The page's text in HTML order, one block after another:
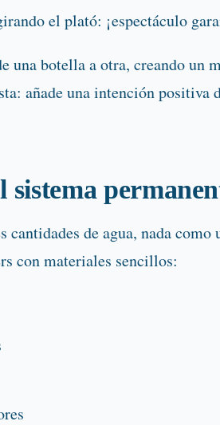
el plató: ¡espectáculo
una botella a otra, creando
añade una intención
sistema
cantidades de agua, nada como
con materiales sencillos: